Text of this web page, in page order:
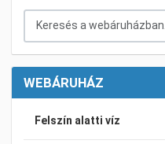
WEBÁRUHÁZ
Felszín alatti víz